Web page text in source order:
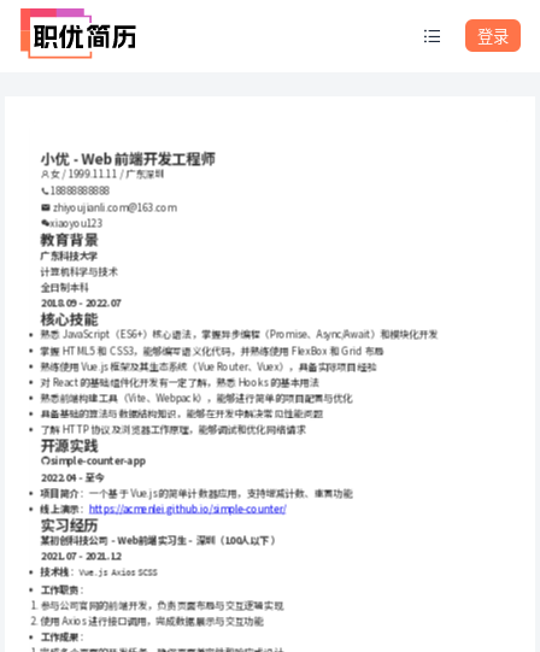
登录
小优 - Web前端开发工程师
女 / 1999.11.11 / 广东深圳
18888888888
zhiyoujianli.com@163.com
xiaoyou123
教育背景
广东科技大学
计算机科学与技术
全日制本科
2018.09 - 2022.07
核心技能
熟悉 JavaScript（ES6+）核心语法，掌握异步编程（Promise、Async/Await）和模块化开发
掌握 HTML5 和 CSS3，能够编写语义化代码，并熟练使用 FlexBox 和 Grid 布局
熟练使用 Vue.js 框架及其生态系统（Vue Router、Vuex），具备实际项目经验
对 React 的基础组件化开发有一定了解，熟悉 Hooks 的基本用法
熟悉前端构建工具（Vite、Webpack），能够进行简单的项目配置与优化
具备基础的算法与数据结构知识，能够在开发中解决常见性能问题
了解 HTTP 协议及浏览器工作原理，能够调试和优化网络请求
开源实践
simple-counter-app
2022.04 - 至今
项目简介：一个基于 Vue.js 的简单计数器应用，支持增减计数、重置功能
线上演示： https://acmenlei.github.io/simple-counter/
实习经历
某初创科技公司 - Web前端实习生 - 深圳（100人以下）
2021.07 - 2021.12
技术栈：Vue.js Axios SCSS
工作职责：
参与公司官网的前端开发，负责页面布局与交互逻辑实现
使用 Axios 进行接口调用，完成数据展示与交互功能
工作成果：